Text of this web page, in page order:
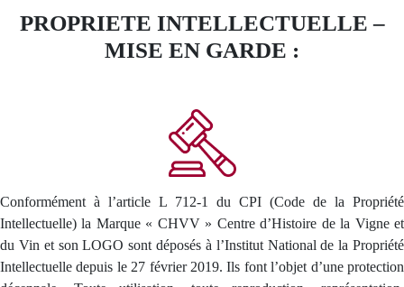
PROPRIETE INTELLECTUELLE –
MISE EN GARDE :
Conformément à l’article L 712-1 du CPI (Code de la Propriété
Intellectuelle) la Marque « CHVV » Centre d’Histoire de la Vigne et
du Vin et son LOGO sont déposés à l’Institut National de la Propriété
Intellectuelle depuis le 27 février 2019. Ils font l’objet d’une protection